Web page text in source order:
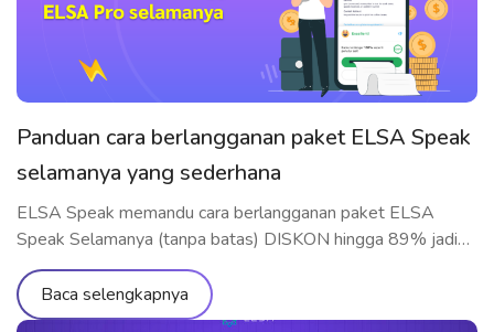
Panduan cara berlangganan paket ELSA Speak
selamanya yang sederhana
ELSA Speak memandu cara berlangganan paket ELSA
Speak Selamanya (tanpa batas) DISKON hingga 89% jadi
Rp1.119.000 secara cepat dan mudah difahami
Baca selengkapnya